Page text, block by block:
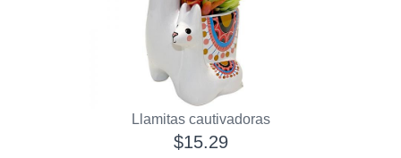
Llamitas cautivadoras
$15.29